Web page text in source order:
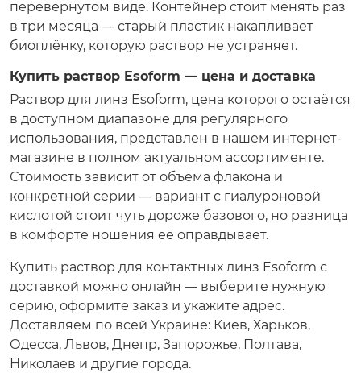
перевёрнутом виде. Контейнер стоит менять раз
в три месяца — старый пластик накапливает
биоплёнку, которую раствор не устраняет.
Купить раствор Esoform — цена и доставка
Раствор для линз Esoform, цена которого остаётся
в доступном диапазоне для регулярного
использования, представлен в нашем интернет-
магазине в полном актуальном ассортименте.
Стоимость зависит от объёма флакона и
конкретной серии — вариант с гиалуроновой
кислотой стоит чуть дороже базового, но разница
в комфорте ношения её оправдывает.
Купить раствор для контактных линз Esoform с
доставкой можно онлайн — выберите нужную
серию, оформите заказ и укажите адрес.
Доставляем по всей Украине: Киев, Харьков,
Одесса, Львов, Днепр, Запорожье, Полтава,
Николаев и другие города.